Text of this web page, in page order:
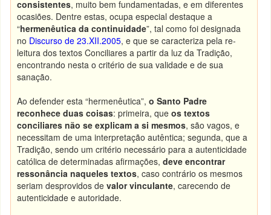
consistentes, muito bem fundamentadas, e em diferentes
ocasiões. Dentre estas, ocupa especial destaque a
“hermenêutica da continuidade”, tal como foi designada
no Discurso de 23.XII.2005, e que se caracteriza pela re-
leitura dos textos Conciliares a partir da luz da Tradição,
encontrando nesta o critério de sua validade e de sua
sanação.
Ao defender esta “hermenêutica”,o Santo Padre
reconhece duas coisas: primeira, queos textos
conciliares não se explicam a si mesmos, são vagos, e
necessitam de uma interpretação autêntica; segunda, que a
Tradição, sendo um critério necessário para a autenticidade
católica de determinadas afirmações,deve encontrar
ressonância naqueles textos, caso contrário os mesmos
seriam desprovidos devalor vinculante, carecendo de
autenticidade e autoridade.